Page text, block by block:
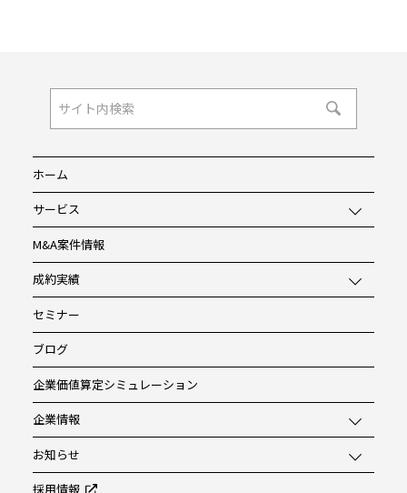
ホーム
サービス
M&A案件情報
成約実績
セミナー
ブログ
企業価値算定シミュレーション
企業情報
お知らせ
採用情報